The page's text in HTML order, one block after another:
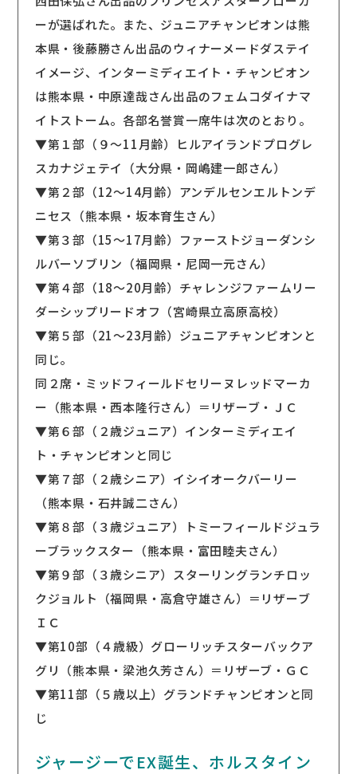
ーが選ばれた。また、ジュニアチャンピオンは熊
本県・後藤勝さん出品のウィナーメードダステイ
イメージ、インターミディエイト・チャンピオン
は熊本県・中原達哉さん出品のフェムコダイナマ
イトストーム。各部名誉賞一席牛は次のとおり。
▼第１部（９〜11月齢）ヒルアイランドプログレ
スカナジェテイ（大分県・岡嶋建一郎さん）
▼第２部（12〜14月齢）アンデルセンエルトンデ
ニセス（熊本県・坂本育生さん）
▼第３部（15〜17月齢）ファーストジョーダンシ
ルバーソブリン（福岡県・尼岡一元さん）
▼第４部（18〜20月齢）チャレンジファームリー
ダーシップリードオフ（宮崎県立高原高校）
▼第５部（21〜23月齢）ジュニアチャンピオンと
同じ。
同２席・ミッドフィールドセリーヌレッドマーカ
ー（熊本県・西本隆行さん）＝リザーブ・ＪＣ
▼第６部（２歳ジュニア）インターミディエイ
ト・チャンピオンと同じ
▼第７部（２歳シニア）イシイオークバーリー
（熊本県・石井誠二さん）
▼第８部（３歳ジュニア）トミーフィールドジュラ
ーブラックスター（熊本県・富田睦夫さん）
▼第９部（３歳シニア）スターリングランチロッ
クジョルト（福岡県・高倉守雄さん）＝リザーブ
ＩＣ
▼第10部（４歳級）グローリッチスターバックア
グリ（熊本県・梁池久芳さん）＝リザーブ・ＧＣ
▼第11部（５歳以上）グランドチャンピオンと同
じ
ジャージーでEX誕生、ホルスタイン